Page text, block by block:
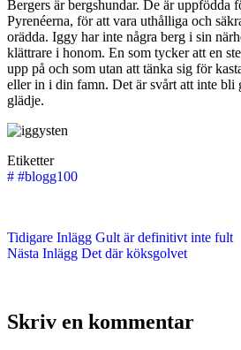
Bergers är bergshundar. De är uppfödda
Pyrenéerna, för att vara uthålliga och
orädda. Iggy har inte några berg i sin
klättrare i honom. En som tycker att en
upp på och som utan att tänka sig för
eller in i din famn. Det är svårt att inte bli
glädje.
Etiketter
# #blogg100
Tidigare Inlägg Gult är definitivt inte fult
Nästa Inlägg Det där köksgolvet
Skriv en kommentar